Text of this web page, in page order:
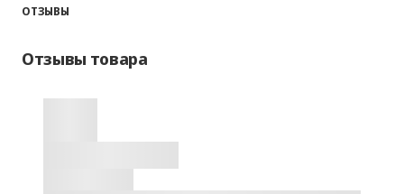
ОТЗЫВЫ
Отзывы товара